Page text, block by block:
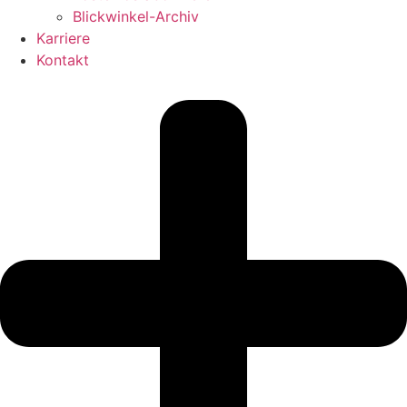
Blickwinkel-Archiv
Karriere
Kontakt